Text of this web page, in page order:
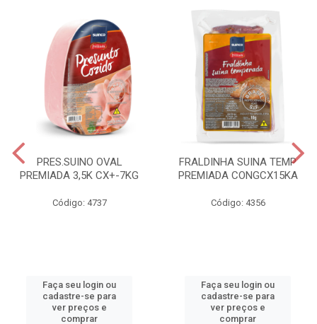
PRES.SUINO OVAL
PREMIADA 3,5K CX+-7KG
Código: 4737
Faça seu login ou
cadastre-se para
ver preços e
comprar
FRALDINHA SUINA TEMP
PREMIADA CONGCX15KA
Código: 4356
Faça seu login ou
cadastre-se para
ver preços e
comprar